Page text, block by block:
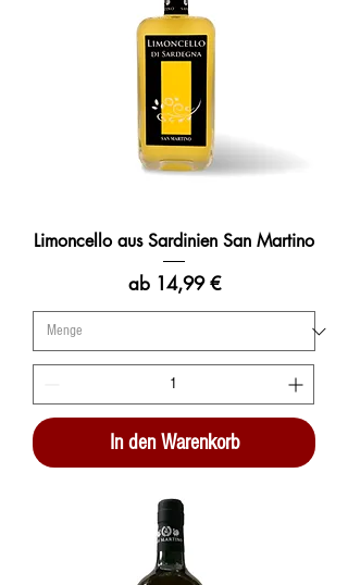
Limoncello aus Sardinien San Martino
ab 14,99 €
Sale-Preis
In den Warenkorb